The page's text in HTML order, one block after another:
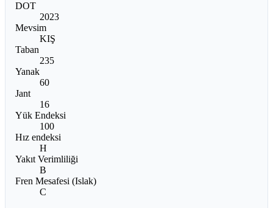
DOT
2023
Mevsim
KIŞ
Taban
235
Yanak
60
Jant
16
Yük Endeksi
100
Hız endeksi
H
Yakıt Verimliliği
B
Fren Mesafesi (Islak)
C